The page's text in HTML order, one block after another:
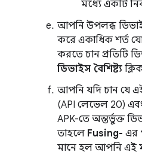
মধ্যে একটি
আপনি উপলব্ধ
করে একাধিক শর্ত
করতে চান প্রতিটি
ডিভাইস বৈশিষ্ট্য
আপনি যদি চান যে
(API লেভেল 20)
APK-তে অন্তর্ভুক্ত
তাহলে Fusing- এর
মানে হল আপনি এই